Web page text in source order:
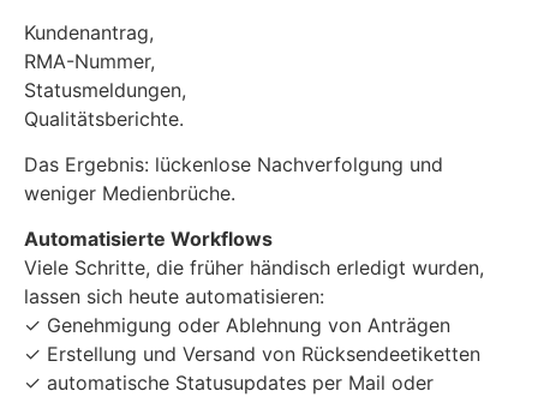
Kundenantrag,
RMA-Nummer,
Statusmeldungen,
Qualitätsberichte.
Das Ergebnis: lückenlose Nachverfolgung und
weniger Medienbrüche.
Automatisierte Workflows
Viele Schritte, die früher händisch erledigt wurden,
lassen sich heute automatisieren:
✓ Genehmigung oder Ablehnung von Anträgen
✓ Erstellung und Versand von Rücksendeetiketten
✓ automatische Statusupdates per Mail oder